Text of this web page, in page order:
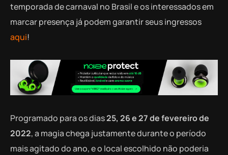
temporada de carnaval no Brasil e os interessados em
marcar presença já podem garantir seus ingressos
aqui!
Programado para os dias25, 26 e 27 de fevereiro de
2022, a magia chega justamente durante o período
mais agitado do ano, e o local escolhido não poderia